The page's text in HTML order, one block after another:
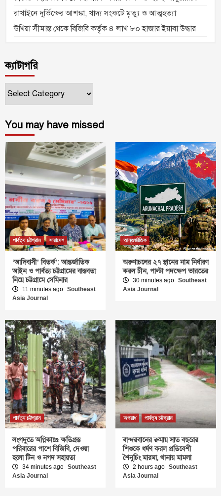
রাখাইনে দুর্ভিক্ষের আশঙ্কা, খাদ্য সংকটে মৃত্যু ও আত্মহত্যা
উখিয়া সীমান্ত থেকে বিজিবি কর্তৃক ৪ লাখ ৮০ হাজার ইয়াবা উদ্ধার
ক্যাটাগরি
ক্যাটাগরি
You may have missed
পার্বত্য চট্টগ্রাম সারাদেশ
‘আদিবাসী’ বিতর্ক’: আন্তর্জাতিক
আইন ও পার্বত্য চট্টগ্রামের বাস্তবতা
নিয়ে চট্টগ্রামে সেমিনার
11 minutes ago Southeast
Asia Journal
আন্তর্জাতিক
অরুণাচলের ২৭ স্থানের নাম নির্ধারণ
করল চীন, পাল্টা পদক্ষেপ ভারতের
30 minutes ago Southeast
Asia Journal
পার্বত্য চট্টগ্রাম
লংগদুতে অগ্নিকাণ্ডে ক্ষতিগ্রস্ত
পরিবারের পাশে বিজিবি, দেওয়া
হলো টিন ও নগদ সহায়তা
34 minutes ago Southeast
Asia Journal
অপরাধ পার্বত্য চট্টগ্রাম
বান্দরবানের রুমায় সাত বছরের
শিশুকে ধর্ষণ করল প্রতিবেশী
শৈনুচিং মারমা, থানায় মামলা
2 hours ago Southeast
Asia Journal